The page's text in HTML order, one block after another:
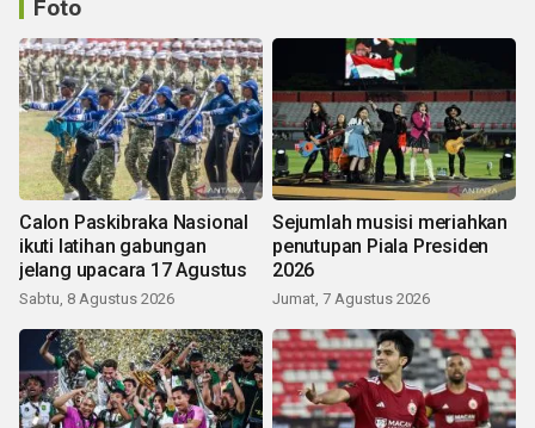
Foto
Calon Paskibraka Nasional
ikuti latihan gabungan
jelang upacara 17 Agustus
Sabtu, 8 Agustus 2026
Sejumlah musisi meriahkan
penutupan Piala Presiden
2026
Jumat, 7 Agustus 2026